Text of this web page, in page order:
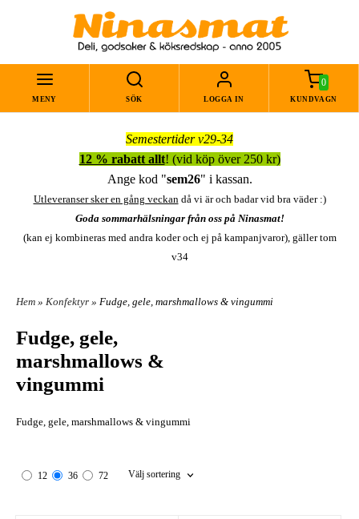
MENY SÖK LOGGA IN
0
KUNDVAGN
Semestertider v29-34
12 % rabatt allt! (vid köp över 250 kr)
Ange kod "sem26" i kassan.
Utleveranser sker en gång veckandå vi är och badar vid bra väder :)
Goda sommarhälsningar från oss på Ninasmat!
(kan ej kombineras med andra koder och ej på kampanjvaror), gäller tom
v34
Hem » Konfektyr » Fudge, gele, marshmallows & vingummi
Fudge, gele,
marshmallows &
vingummi
Fudge, gele, marshmallows & vingummi
12 36 72 Välj sortering